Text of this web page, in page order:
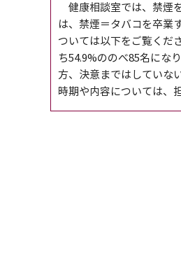
健康相談室では、禁煙
は、禁煙＝タバコを卒業
ついては以下をご覧くだ
ち54.9%ののべ85名にな
方、決意まではしていな
時期や内容については、